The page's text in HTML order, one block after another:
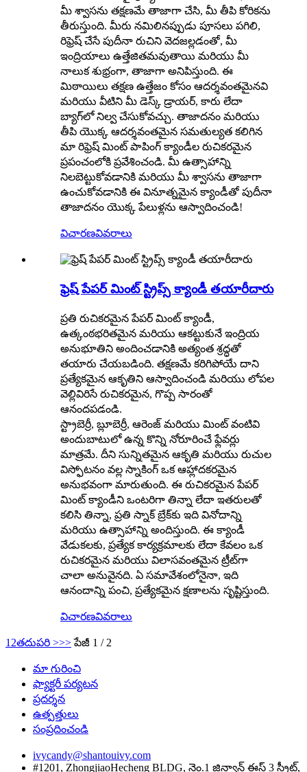
మీ శ్వాసను తక్షణమే తాజాగా చేసి, మీ తీపి కోరికను
తీరుస్తుంది. మీరు నమిలినప్పుడు పూసలు పగిలి,
రిఫ్రెష్ చేసే పుదీనా రుచిని వెదజల్లడంతో, మీ
ఇంద్రియాలు ఉత్తేజితమవుతాయి మరియు మీ
నాలుక శుభ్రంగా, తాజాగా అనిపిస్తుంది. ఈ
మిఠాయిలు తక్షణ ఉత్తేజం కోసం ఆదర్శవంతమైనవి
మరియు వీటిని మీ డెస్క్ డ్రాయర్, కారు లేదా
బ్యాగ్‌లో నిల్వ చేసుకోవచ్చు. తాజాదనం మరియు
తీపి యొక్క ఆదర్శవంతమైన సమతుల్యత కలిగిన
మా రిఫ్రెష్ మింట్ పాపింగ్ క్యాండీల రుచికరమైన
ప్రపంచంలోకి ప్రవేశించండి. మీ ఉత్సాహాన్ని
నిలబెట్టుకోవడానికి మరియు మీ శ్వాసను తాజాగా
ఉంచుకోవడానికి ఈ వినూత్నమైన క్యాండీతో పుదీనా
తాజాదనం యొక్క పేలుళ్లను ఆస్వాదించండి!
విచారణవివరాలు
ఫ్రెష్ పేపర్ మింట్ స్ట్రిప్స్ క్యాండీ తయారీదారు
ప్రతి రుచికరమైన పేపర్ మింట్ క్యాండీ,
ఉత్కంఠభరితమైన మరియు ఆకట్టుకునే ఇంద్రియ
అనుభూతిని అందించడానికి అత్యంత శ్రద్ధతో
తయారు చేయబడింది. తక్షణమే కరిగిపోయే దాని
ప్రత్యేకమైన ఆకృతిని ఆస్వాదించండి మరియు లోపల
వెల్లివిరిసే రుచికరమైన, గొప్ప సారంతో
ఆనందపడండి.
స్ట్రాబెర్రీ, బ్లూబెర్రీ, ఆరెంజ్ మరియు మింట్ వంటివి
అందుబాటులో ఉన్న కొన్ని నోరూరించే ఫ్లేవర్లు
మాత్రమే. దీని సున్నితమైన ఆకృతి మరియు రుచుల
విస్ఫోటనం వల్ల స్నాకింగ్ ఒక ఆహ్లాదకరమైన
అనుభవంగా మారుతుంది. ఈ రుచికరమైన పేపర్
మింట్ క్యాండీని ఒంటరిగా తిన్నా లేదా ఇతరులతో
కలిసి తిన్నా, ప్రతి స్నాక్ బ్రేక్‌కు ఇది వినోదాన్ని
మరియు ఉత్సాహాన్ని అందిస్తుంది. ఈ క్యాండీ
వేడుకలకు, ప్రత్యేక కార్యక్రమాలకు లేదా కేవలం ఒక
రుచికరమైన మరియు విలాసవంతమైన ట్రీట్‌గా
చాలా అనువైనది. ఏ సమావేశంలోనైనా, ఇది
ఆనందాన్ని పంచి, ప్రత్యేకమైన క్షణాలను సృష్టిస్తుంది.
విచారణవివరాలు
1 2తదుపరి >>> పేజీ 1 / 2
మా గురించి
ఫ్యాక్టరీ పర్యటన
ప్రదర్శన
ఉత్పత్తులు
సంప్రదించండి
ivycandy@shantouivy.com
#1201, ZhongjiaoHecheng BLDG, నెం.1 జిన్వాన్ ఈస్ట్ 3 స్ట్రీట్,